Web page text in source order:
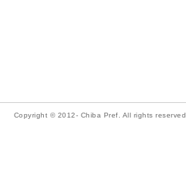
Copyright © 2012- Chiba Pref. All rights reserved.